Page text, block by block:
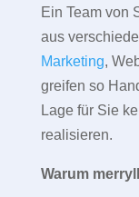
Ein Team von
aus
Marketing,
greifen so
Lage für Sie
realisieren.
Warum